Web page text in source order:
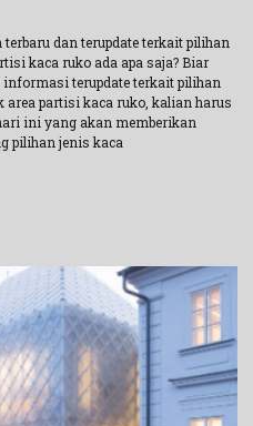
terbaru dan terupdate terkait pilihan
kaca ruko ada apa saja? Biar
terupdate terkait pilihan
area partisi kaca ruko, kalian harus
ini yang akan memberikan
pilihan jenis kaca